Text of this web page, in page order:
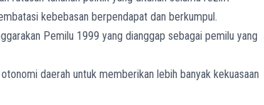
kebebasan berpendapat dan berkumpul.
Pemilu 1999 yang dianggap sebagai pemilu yang
daerah untuk memberikan lebih banyak kekuasaan